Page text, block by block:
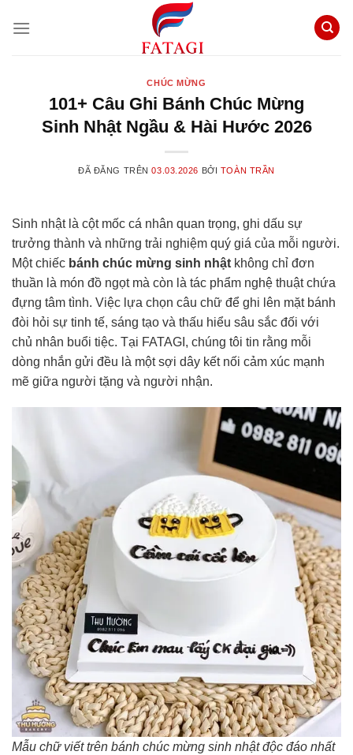
đến
CHÚC MỪNG
101+ Câu Ghi Bánh Chúc Mừng
Sinh Nhật Ngầu & Hài Hước 2026
ĐÃ ĐĂNG TRÊN03.03.2026 BỞI TOÀN TRẦN
Sinh nhật là cột mốc cá nhân quan trọng, ghi dấu sự
trưởng thành và những trải nghiệm quý giá của mỗi người.
Một chiếc bánh chúc mừng sinh nhật không chỉ đơn
thuần là món đồ ngọt mà còn là tác phẩm nghệ thuật chứa
đựng tâm tình. Việc lựa chọn câu chữ để ghi lên mặt bánh
đòi hỏi sự tinh tế, sáng tạo và thấu hiểu sâu sắc đối với
chủ nhân buổi tiệc. Tại FATAGI, chúng tôi tin rằng mỗi
dòng nhắn gửi đều là một sợi dây kết nối cảm xúc mạnh
mẽ giữa người tặng và người nhận.
Mẫu chữ viết trên bánh chúc mừng sinh nhật độc đáo nhất